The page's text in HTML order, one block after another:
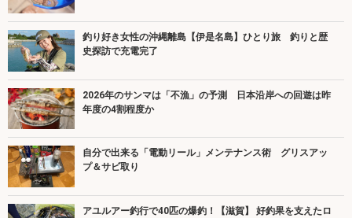
釣り好き女性の沖縄離島【伊是名島】ひとり旅 釣りと歴
史探訪で充電完了
2026年のサンマは「不漁」の予測 日本沿岸への回遊は昨
年度の4割程度か
自分で出来る「電動リール」メンテナンス術 グリスアッ
プ＆サビ取り
アユルアー釣行で40匹の爆釣！【滋賀】 好釣果を支えたロ